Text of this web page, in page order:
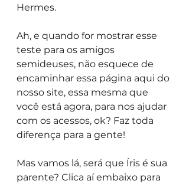
Hermes.
Ah, e quando for mostrar esse
teste para os amigos
semideuses, não esquece de
encaminhar essa página aqui do
nosso site, essa mesma que
você está agora, para nos ajudar
com os acessos, ok? Faz toda
diferença para a gente!
Mas vamos lá, será que Íris é sua
parente? Clica aí embaixo para